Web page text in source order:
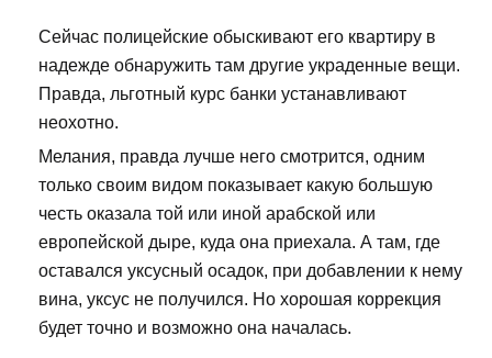
Сейчас полицейские обыскивают его квартиру в
надежде обнаружить там другие украденные вещи.
Правда, льготный курс банки устанавливают
неохотно.
Мелания, правда лучше него смотрится, одним
только своим видом показывает какую большую
честь оказала той или иной арабской или
европейской дыре, куда она приехала. А там, где
оставался уксусный осадок, при добавлении к нему
вина, уксус не получился. Но хорошая коррекция
будет точно и возможно она началась.